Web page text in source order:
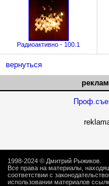
Радиоактивно - 100.1
вернуться
1998-2024 © Дмитрий Рыжиков
Все права на материалы,
соответствии с
использовании материалов